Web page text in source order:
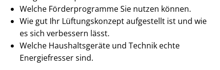
Welche Förderprogramme Sie nutzen können.
Wie gut Ihr Lüftungskonzept aufgestellt ist und wie
es sich verbessern lässt.
Welche Haushaltsgeräte und Technik echte
Energiefresser sind.